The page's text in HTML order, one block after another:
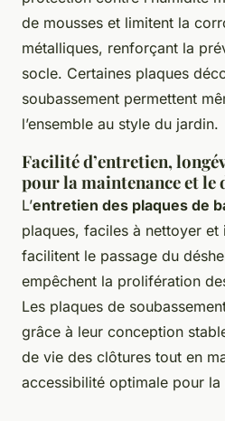
de mousses et limitent la
métalliques, renforçant la
socle. Certaines plaques
soubassement permettent
l’ensemble au style du jardin.
Facilité d’entretien,
pour la maintenance et le
L’entretien des plaques de
plaques, faciles à nettoyer et
facilitent le passage du
empêchent la prolifération
Les plaques de
grâce à leur conception
de vie des clôtures tout en
accessibilité optimale pour la